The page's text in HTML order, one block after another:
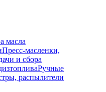
масла
Пресс-масленки,
и сбора
Ручные
распылители